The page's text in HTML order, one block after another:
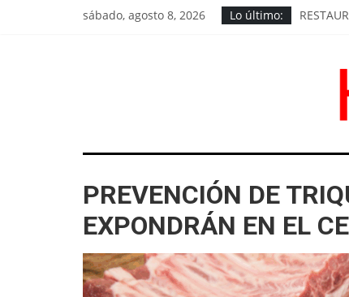
sábado, agosto 8, 2026 Lo último:
HoyChivilcoy
Noticias
de
Chivilcoy
PREVENCIÓN DE
EXPONDRÁN EN EL